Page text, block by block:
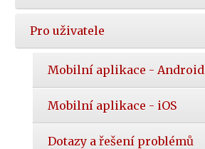
Pro uživatele
Mobilní aplikace - Android
Mobilní aplikace - iOS
Dotazy a řešení problémů